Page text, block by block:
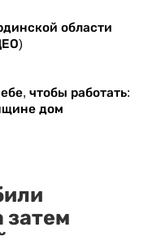
области
чтобы работать:
дом
затем